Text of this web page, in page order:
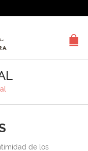
de los